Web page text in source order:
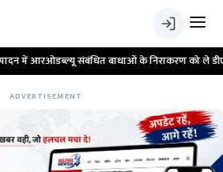
संबंधित बाधाओं के निराकरण को ले डीएम ने की
ADVERTISEMENT